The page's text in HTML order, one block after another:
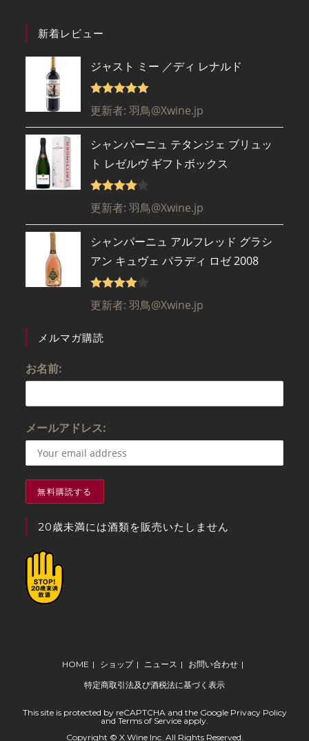
新着レビュー
ジャスト ミー ／ディ レナルド
5段階で5
更新者: 羽鳥@Xwine.jp
シャンパーニュ テタンジェ ブリュッ
ト レゼルヴ ギフトボックス
5段階で
更新者: 羽鳥@Xwine.jp
シャンパーニュ アルフレッド グラシ
アン キュヴェ パラディ ロゼ 2008
5段階で
更新者: 羽鳥@Xwine.jp
メルマガ購読
お名前:
メールアドレス:
20歳未満には酒類を販売いたしません
HOME ショップ ニュース
お問い合わせ
特定商取引法及び酒税法に基づく表示
This site is protected by reCAPTCHA and the Google Privacy Policy
and Terms of Service apply.
Copyright © X Wine Inc. All Rights Reserved.